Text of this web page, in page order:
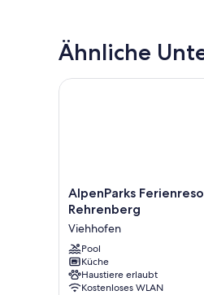
Ähnliche
AlpenParks
Ferienresort
Viehhofen
AlpenParks
Rehrenberg
Viehhofen
Pool
Küche
Haustiere erlaubt
Kostenloses WLAN
AlpenParks Ferienresort